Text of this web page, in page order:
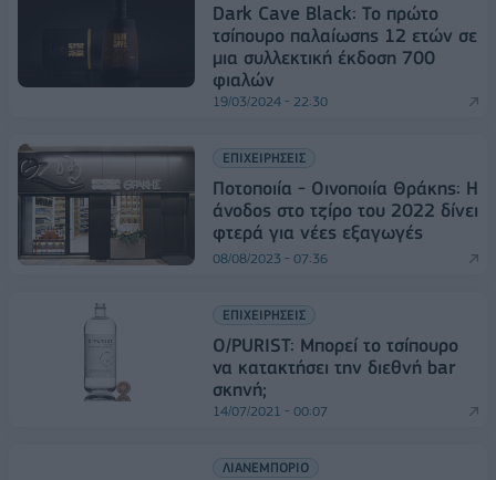
Dark Cave Black: Το πρώτο
τσίπουρο παλαίωσης 12 ετών σε
μια συλλεκτική έκδοση 700
φιαλών
19/03/2024 - 22:30
ΕΠΙΧΕΙΡΗΣΕΙΣ
Ποτοποιία - Οινοποιία Θράκης: Η
άνοδος στο τζίρο του 2022 δίνει
φτερά για νέες εξαγωγές
08/08/2023 - 07:36
ΕΠΙΧΕΙΡΗΣΕΙΣ
O/PURIST: Μπορεί το τσίπουρο
να κατακτήσει την διεθνή bar
σκηνή;
14/07/2021 - 00:07
ΛΙΑΝΕΜΠΟΡΙΟ